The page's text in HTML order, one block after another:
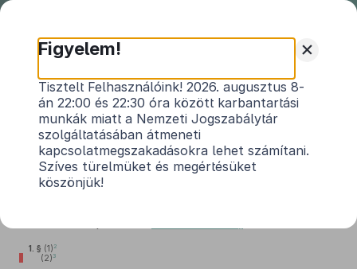
2020. évi CX. törvény
a pénzügyi közvetítőrendszer egyes elemeit
érintő törvények jogharmonizációs célú
módosításáról
Hatályos: 2021. 06. 27. – 2021. 06. 27.
1. § (1) 2
(2) 3
+
Figyelem!
Tisztelt Felhasználóink! 2026. augusztus 8-
án 22:00 és 22:30 óra között karbantartási
munkák miatt a Nemzeti Jogszabálytár
szolgáltatásában átmeneti
kapcsolatmegszakadásokra lehet számítani.
Szíves türelmüket és megértésüket
köszönjük!